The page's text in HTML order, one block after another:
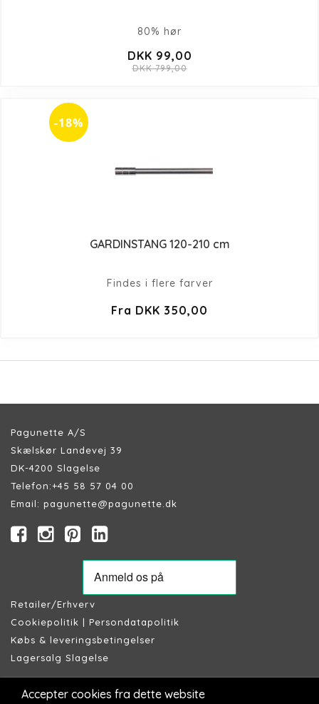
80% hør
DKK 99,00
DKK 799,00
-18%
GARDINSTANG 120-210 cm
Findes i flere farver
Fra DKK 350,00
Pagunette A/S
Skælskør Landevej 39
DK-4200 Slagelse
Telefon:+45 58 57 04 00
Email: pagunette@pagunette.dk
Retailer/Erhverv
Cookiepolitik | Persondatapolitik
Købs & leveringsbetingelser
Lagersalg Slagelse
Accepter cookies fra dette website